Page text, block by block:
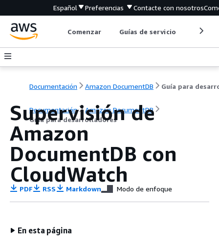
Español Preferencias Contacte con nosotros
Comenzar Guías de servicio
Documentación Amazon DocumentDB
Documentación
Amazon DocumentDB
Guía para desarrolladores
Supervisión de
Amazon
DocumentDB con
CloudWatch
PDF RSS Markdown Modo de enfoque
En esta página